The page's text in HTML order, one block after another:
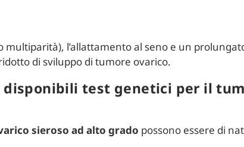
multiparità), l’allattamento al seno e un
di sviluppo di tumore ovarico.
disponibili test genetici per il
sieroso ad alto grado possono essere di